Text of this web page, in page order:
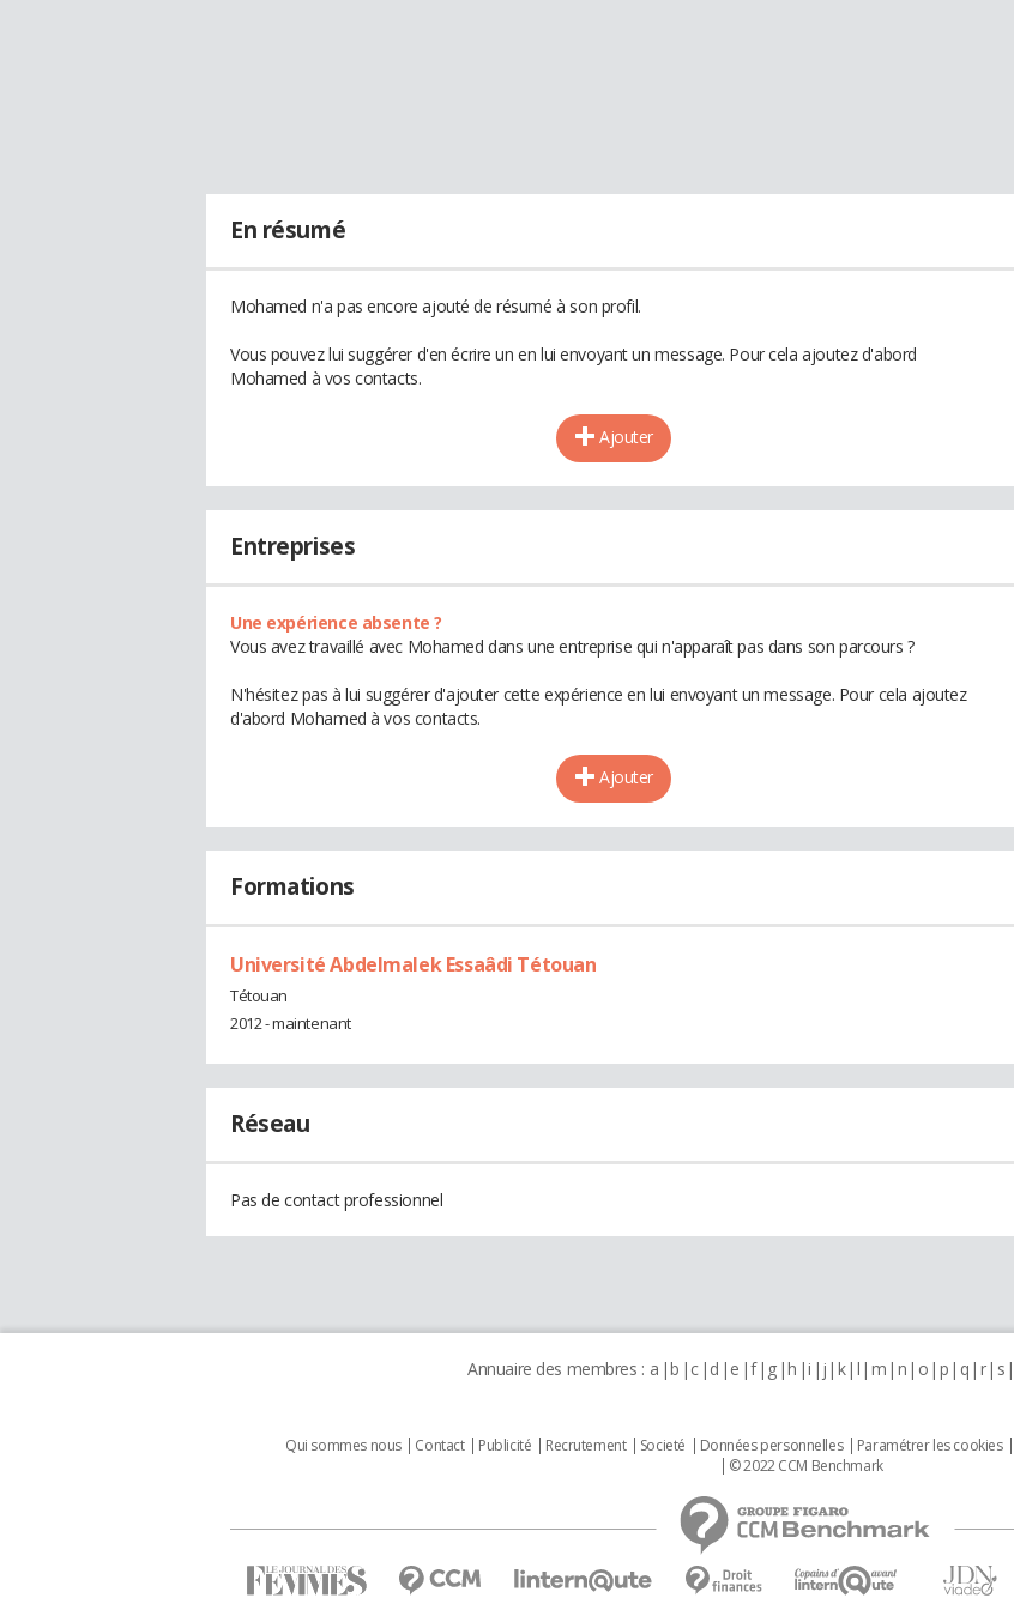
En résumé
Mohamed n'a pas encore ajouté de résumé à son profil.
Vous pouvez lui suggérer d'en écrire un en lui envoyant un message. Pour cela ajoutez d'abord
Mohamed à vos contacts.
Ajouter
Entreprises
Une expérience absente ?
Vous avez travaillé avec Mohamed dans une entreprise qui n'apparaît pas dans son parcours ?
N'hésitez pas à lui suggérer d'ajouter cette expérience en lui envoyant un message. Pour cela ajoutez
d'abord Mohamed à vos contacts.
Ajouter
Formations
Université Abdelmalek Essaâdi Tétouan
Tétouan
2012 - maintenant
Réseau
Pas de contact professionnel
Annuaire des membres : a b c d e f g h i j k l m n o p q r s
Qui sommes nous Contact Publicité Recrutement Societé Données personnelles Paramétrer les cookies
© 2022 CCM Benchmark